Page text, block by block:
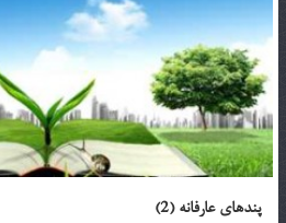
پندهای عارفانه (2)